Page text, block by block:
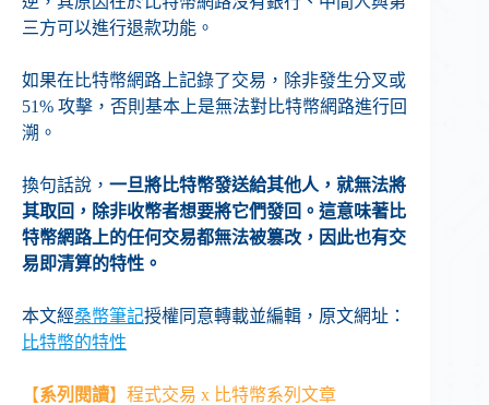
三方可以進行退款功能。
如果在比特幣網路上記錄了交易，除非發生分叉或
51% 攻擊，否則基本上是無法對比特幣網路進行回
溯。
換句話說， 一旦將比特幣發送給其他人，就無法將
其取回，除非收幣者想要將它們發回。這意味著比
特幣網路上的任何交易都無法被篡改，因此也有交
易即清算的特性。
本文經桑幣筆記授權同意轉載並編輯，原文網址：
比特幣的特性
【系列閱讀】程式交易 x 比特幣系列文章